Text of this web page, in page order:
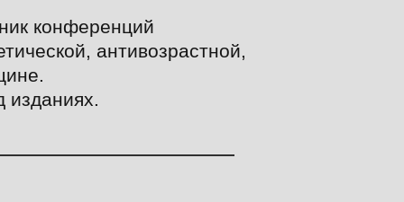
конференций
антивозрастной,
изданиях.